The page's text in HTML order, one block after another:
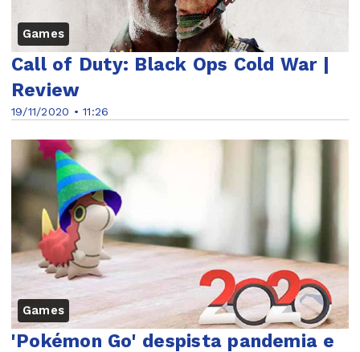
Games
19/11/2020 • 11:26
Call of Duty: Black Ops Cold War |
Review
Games
'Pokémon Go' despista pandemia e